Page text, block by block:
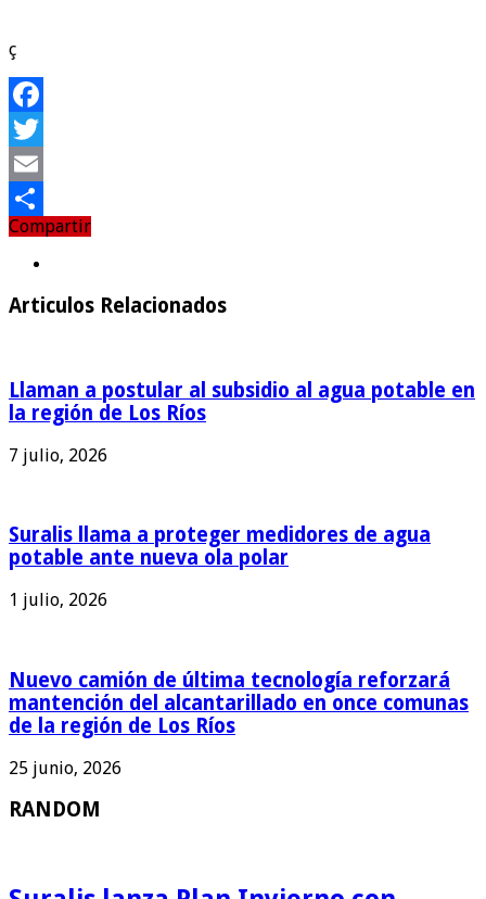
ç
Facebook
Twitter
Email
Compartir
Compartir
Articulos Relacionados
Llaman a postular al subsidio al agua potable en
la región de Los Ríos
7 julio, 2026
Suralis llama a proteger medidores de agua
potable ante nueva ola polar
1 julio, 2026
Nuevo camión de última tecnología reforzará
mantención del alcantarillado en once comunas
de la región de Los Ríos
25 junio, 2026
RANDOM